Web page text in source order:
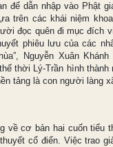
để dẫn nhập vào Phật
trên các khái niệm
đọc quên đi mục đích
phiêu lưu của các
Nguyễn Xuân
thời Lý-Trần hình
tảng là con người làng
về cơ bản hai cuốn tiểu
cổ điển. Việc trao